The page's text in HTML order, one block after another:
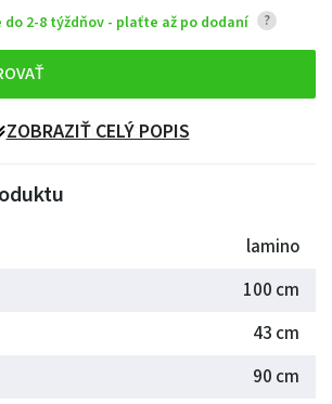
do 2-8 týždňov - plaťte až po dodaní ?
zo systému Boss.
ZOBRAZIŤ CELÝ POPIS
lamino
100 cm
43 cm
90 cm